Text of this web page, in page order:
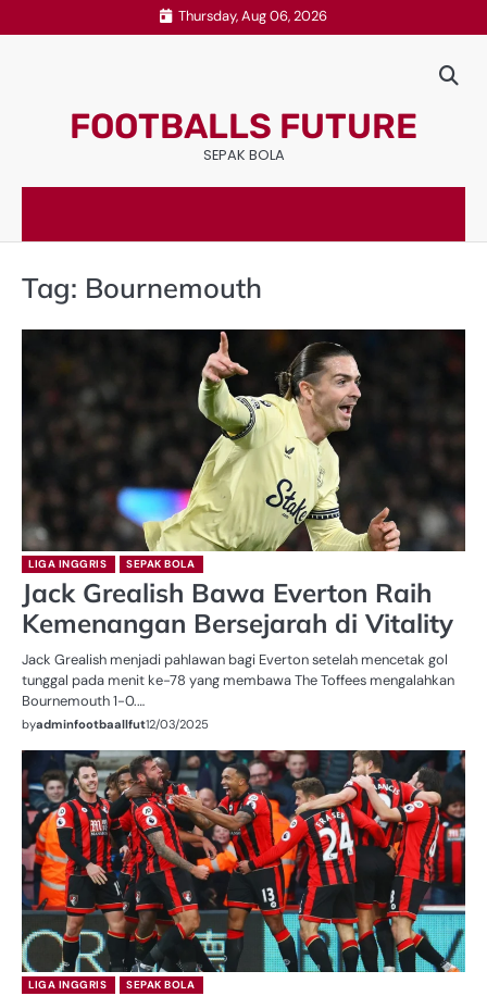
to
Thursday, Aug 06, 2026
FOOTBALLS FUTURE
SEPAK BOLA
Tag: Bournemouth
LIGA INGGRIS SEPAK BOLA
Jack Grealish Bawa Everton Raih
Kemenangan Bersejarah di Vitality
Jack Grealish menjadi pahlawan bagi Everton setelah mencetak gol
tunggal pada menit ke-78 yang membawa The Toffees mengalahkan
Bournemouth 1-0.…
byadminfootbaallfut12/03/2025
LIGA INGGRIS SEPAK BOLA